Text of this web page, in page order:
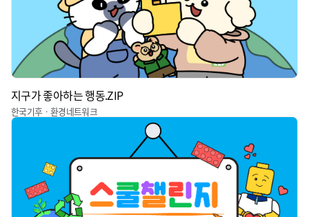
지구가 좋아하는 행동.ZIP
한국기후ㆍ환경네트워크